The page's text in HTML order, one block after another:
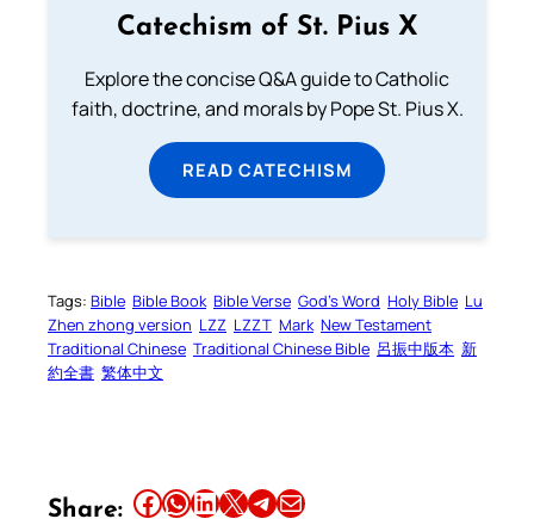
Catechism of St. Pius X
Explore the concise Q&A guide to Catholic
faith, doctrine, and morals by Pope St. Pius X.
READ CATECHISM
Tags: Bible Bible Book Bible Verse God’s Word Holy Bible Lu
Zhen zhong version LZZ LZZT Mark New Testament
Traditional Chinese Traditional Chinese Bible 呂振中版本 新
約全書 繁体中文
Share: Share this article on Facebook Share this article on WhatsApp Share this article on LinkedIn Share this article on X Share this article on TelegramEmail this Article